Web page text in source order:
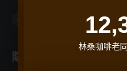
k
-
b
e
h
r
e
d
s
購物支援
林桑咖啡老